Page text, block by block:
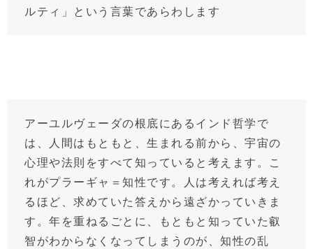
ルティ」という言葉であらわします
アーユルヴェーダの根底にあるインド哲学で
は、人間はもともと、生まれる前から、宇宙の
心理や法則をすべて知っていると考えます。こ
れがプラーギャ＝知性です。人は考えれば考え
るほど、求めていた答えから遠ざかっていきま
す。年を重ねるごとに、もともと知っていた叡
智がわからなくなってしまうのが、知性の乱